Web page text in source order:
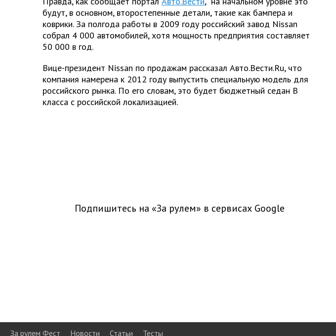
будут, в основном, второстепенные детали, такие как бампера и
коврики. За полгода работы в 2009 году российский завод Nissan
собрал 4 000 автомобилей, хотя мощность предприятия составляет
50 000 в год.
Вице-президент Nissan по продажам рассказал Авто.Вести.Ru, что
компания намерена к 2012 году выпустить специальную модель для
российского рынка. По его словам, это будет бюджетный седан B
класса с российской локализацией.
Подпишитесь на «За рулем» в сервисах Google
За рулем Фест Новости Статьи Тесты